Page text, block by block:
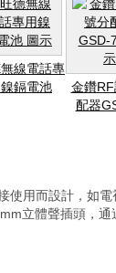
線電話專
鎳鎘電池
金鑽
配器
使用而設計，如
立體聲插頭，